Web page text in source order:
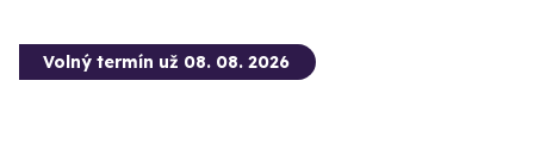
Volný termín už 08. 08. 2026